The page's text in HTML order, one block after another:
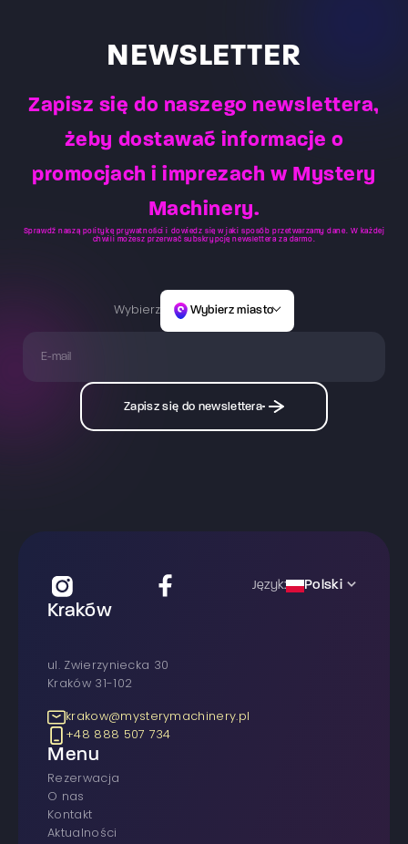
który obserwuje zachowania i reakcje – tym samym
osób znajdujących się na arenie.
NEWSLETTER
Zapisz się do naszego newslettera,
żeby dostawać informacje o
promocjach i imprezach w Mystery
Machinery.
Sprawdź naszą politykę prywatnościi dowiedz się w jaki sposób przetwarzamy dane. W każdej
chwili możesz przerwać subskrypcję newslettera za darmo.
Wybierz Wybierz miasto
Zapisz się do newslettera
Język: Polski
Kraków
ul. Zwierzyniecka 30
Kraków 31-102
krakow@mysterymachinery.pl
+48 888 507 734
Menu
rezerwacja
O nas
Kontakt
Aktualności